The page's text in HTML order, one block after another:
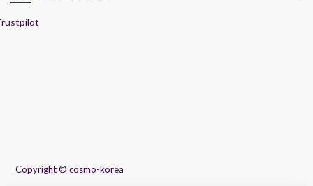
Copyright © cosmo-korea